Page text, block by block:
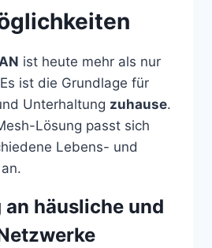
ist heute mehr als nur
ist die Grundlage für
Unterhaltung zuhause.
Lösung passt sich
Lebens- und
häusliche und